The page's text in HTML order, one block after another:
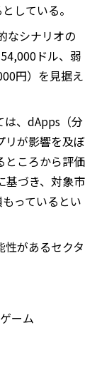
している。
なシナリオの
ドル、弱
円）を見据え
は、dApps（分
リが影響を及ぼ
ところから評価
基づき、対象市
っているとい
があるセクタ
ーム